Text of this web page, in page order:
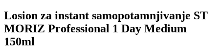
Losion za instant samopotamnjivanje ST
MORIZ Professional 1 Day Medium
150ml